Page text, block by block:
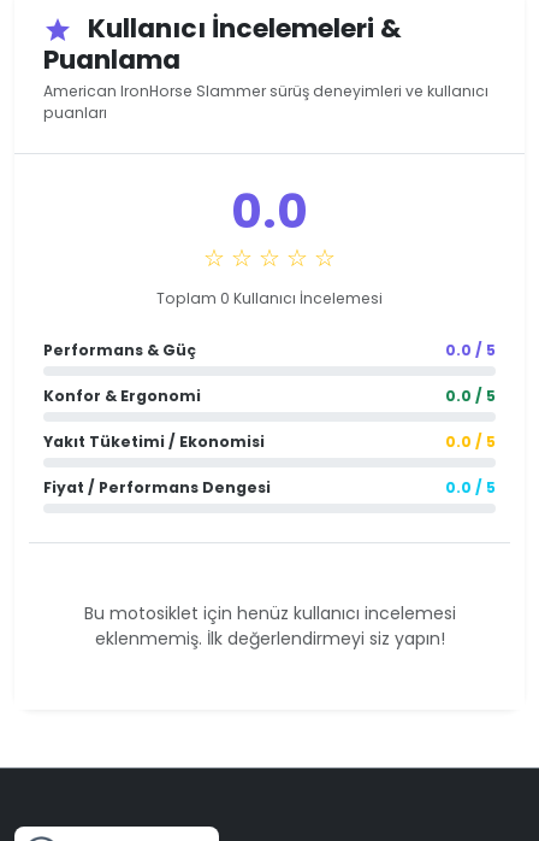
star
Kullanıcı İncelemeleri &
Puanlama
American IronHorse Slammer sürüş deneyimleri ve kullanıcı
puanları
0.0
☆ ☆ ☆ ☆ ☆
Toplam 0 Kullanıcı İncelemesi
Performans & Güç 0.0 / 5
Konfor & Ergonomi 0.0 / 5
Yakıt Tüketimi / Ekonomisi 0.0 / 5
Fiyat / Performans Dengesi 0.0 / 5
Bu motosiklet için henüz kullanıcı incelemesi
eklenmemiş. İlk değerlendirmeyi siz yapın!